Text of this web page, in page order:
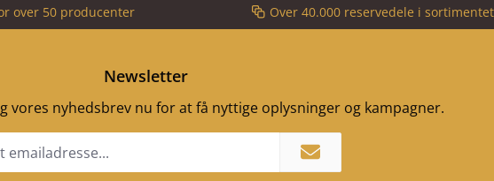
over 50 producenter Over 40.000 reservedele i sortimentet
Newsletter
vores nyhedsbrev nu for at få nyttige oplysninger og kampagner.